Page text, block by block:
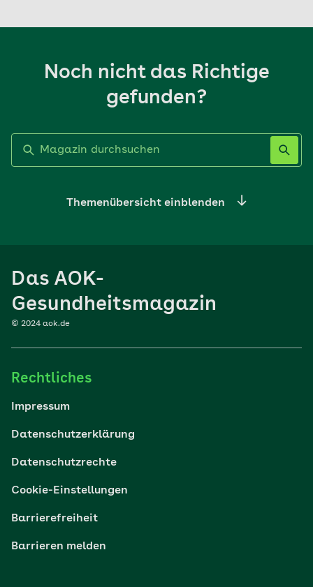
Noch nicht das Richtige
gefunden?
Themenübersicht einblenden
Sport
Reisen
Wohlbefinden
Digital gesund
Das AOK-
Gesundheitsmagazin
© 2024 aok.de
Rechtliches
Impressum
Datenschutzerklärung
Datenschutzrechte
Cookie-Einstellungen
Barrierefreiheit
Barrieren melden